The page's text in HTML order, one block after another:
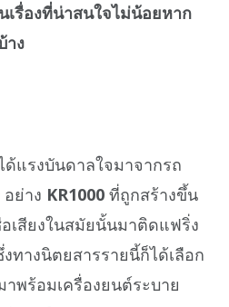
เรื่องที่น่าสนใจไม่น้อยหาก
าง
ด้แรงบันดาลใจมาจากรถ
ย่าง KR1000 ที่ถูกสร้างขึ้น
เสียงในสมัยนั้นมาติดแฟริ่ง
ทางนิตยสารรายนี้ก็ได้เลือก
าพร้อมเครื่องยนต์ระบาย